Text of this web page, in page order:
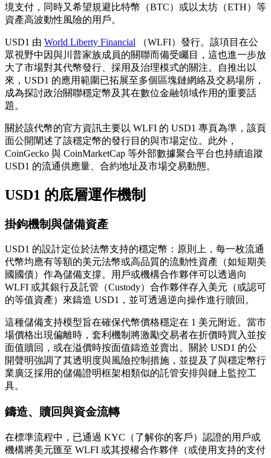
境支付，同時又希望規避比特幣（BTC）或以太坊（ETH）等
資產高波動性風險的用戶。
USD1 由 World Liberty Financial （WLFI）發行。該項目在公
眾視野中因與川普家族成員的關聯而備受矚目，這也進一步放
大了市場對其代幣發行、採用及治理模式的關注。自推出以
來，USD1 的應用範圍已拓展至多個區塊鏈網絡及交易場所，
成為探討政治關聯穩定幣及其在數位金融領域作用的重要話
題。
關於該代幣的官方資訊主要以 WLFI 的 USD1 專頁為準，該頁
面公開闡述了該穩定幣的發行目的與市場定位。此外，
CoinGecko 與 CoinMarketCap 等外部數據聚合平台也持續追蹤
USD1 的流通供應量、合約地址及市場交易動態。
USD1 的底層運作機制
掛鉤機制與儲備資產
USD1 的設計定位於法幣支持的穩定幣：原則上，每一枚流通
代幣均應有等額的美元法幣或高品質的流動性資產（如短期美
國國債）作為儲備支撐。用戶或機構合作夥伴可以透過向
WLFI 或其銀行及託管（Custody）合作夥伴存入美元（或認可
的等值資產）來鑄造 USD1，並可透過逆向操作進行贖回。
這種儲備支持模型旨在確保代幣價格穩定在 1 美元附近。當市
場價格出現偏離時，套利機制將激勵交易者在折價時買入並按
面值贖回，或在溢價時按面值鑄造並賣出。關於 USD1 的公
開聲明強調了其透明度與風險控制措施，並提及了與穩定幣行
業廣泛採用的儲備證明框架相類似的託管安排與鏈上監控工
具。
鑄造、贖回與資金流轉
在標準流程中，已通過 KYC（了解你的客戶）認證的用戶或
機構將美元匯至 WLFI 或其授權合作夥伴（或使用支持的支付